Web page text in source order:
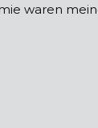
waren